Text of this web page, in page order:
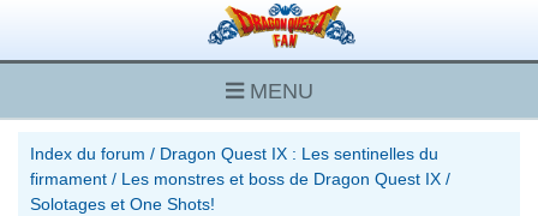
MENU
Index du forum / Dragon Quest IX : Les sentinelles du
firmament / Les monstres et boss de Dragon Quest IX /
Solotages et One Shots!